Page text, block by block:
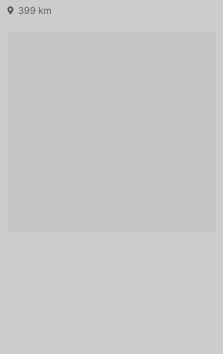
293, rue Témiscouata